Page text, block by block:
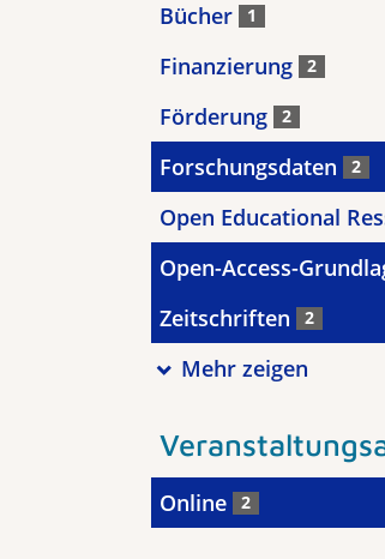
Bücher 1
Finanzierung 2
Förderung 2
Forschungsdaten 2
Open Educational
Open-Access-
Zeitschriften 2
Mehr zeigen
Online 2